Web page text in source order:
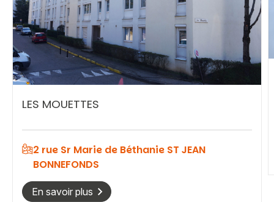
Vous recherchez&nbsp;:
Rechercher
LES MOUETTES
2 rue Sr Marie de Béthanie ST JEAN
BONNEFONDS
En savoir plus